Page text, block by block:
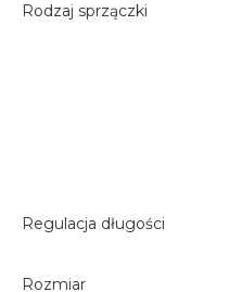
Rodzaj sprzączki
Regulacja długości
Rozmiar